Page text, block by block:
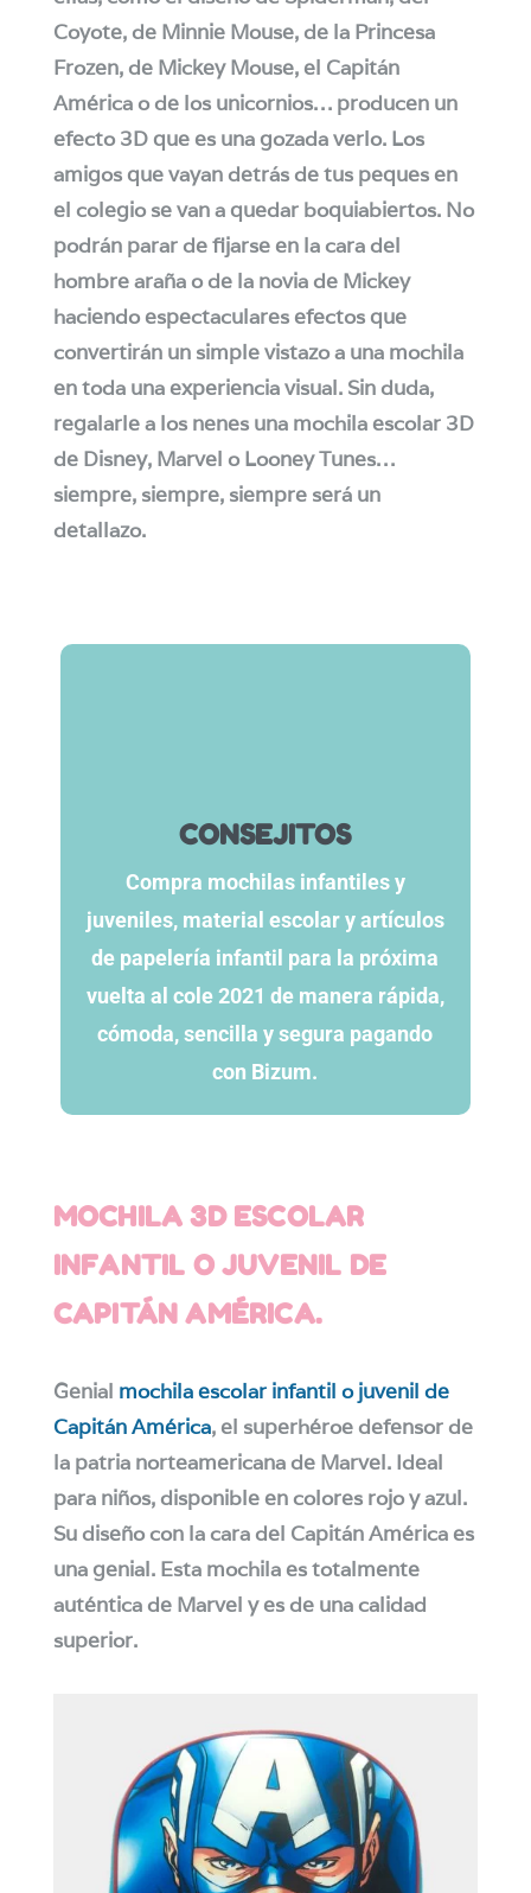
Coyote, de Minnie Mouse, de la Princesa
Frozen, de Mickey Mouse, el Capitán
América o de los unicornios… producen un
efecto 3D que es una gozada verlo. Los
amigos que vayan detrás de tus peques en
el colegio se van a quedar boquiabiertos. No
podrán parar de fijarse en la cara del
hombre araña o de la novia de Mickey
haciendo espectaculares efectos que
convertirán un simple vistazo a una mochila
en toda una experiencia visual. Sin duda,
regalarle a los nenes una mochila escolar 3D
de Disney, Marvel o Looney Tunes…
siempre, siempre, siempre será un
detallazo.
CONSEJITOS
Compra mochilas infantiles y
juveniles, material escolar y artículos
de papelería infantil para la próxima
vuelta al cole 2021 de manera rápida,
cómoda, sencilla y segura pagando
con Bizum.
MOCHILA 3D ESCOLAR
INFANTIL O JUVENIL DE
CAPITÁN AMÉRICA.
Genial mochila escolar infantil o juvenil de
Capitán América, el superhéroe defensor de
la patria norteamericana de Marvel. Ideal
para niños, disponible en colores rojo y azul.
Su diseño con la cara del Capitán América es
una genial. Esta mochila es totalmente
auténtica de Marvel y es de una calidad
superior.